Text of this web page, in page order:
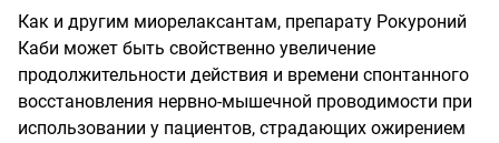
Как и другим миорелаксантам, препарату Рокуроний
Каби может быть свойственно увеличение
продолжительности действия и времени спонтанного
восстановления нервно-мышечной проводимости при
использовании у пациентов, страдающих ожирением